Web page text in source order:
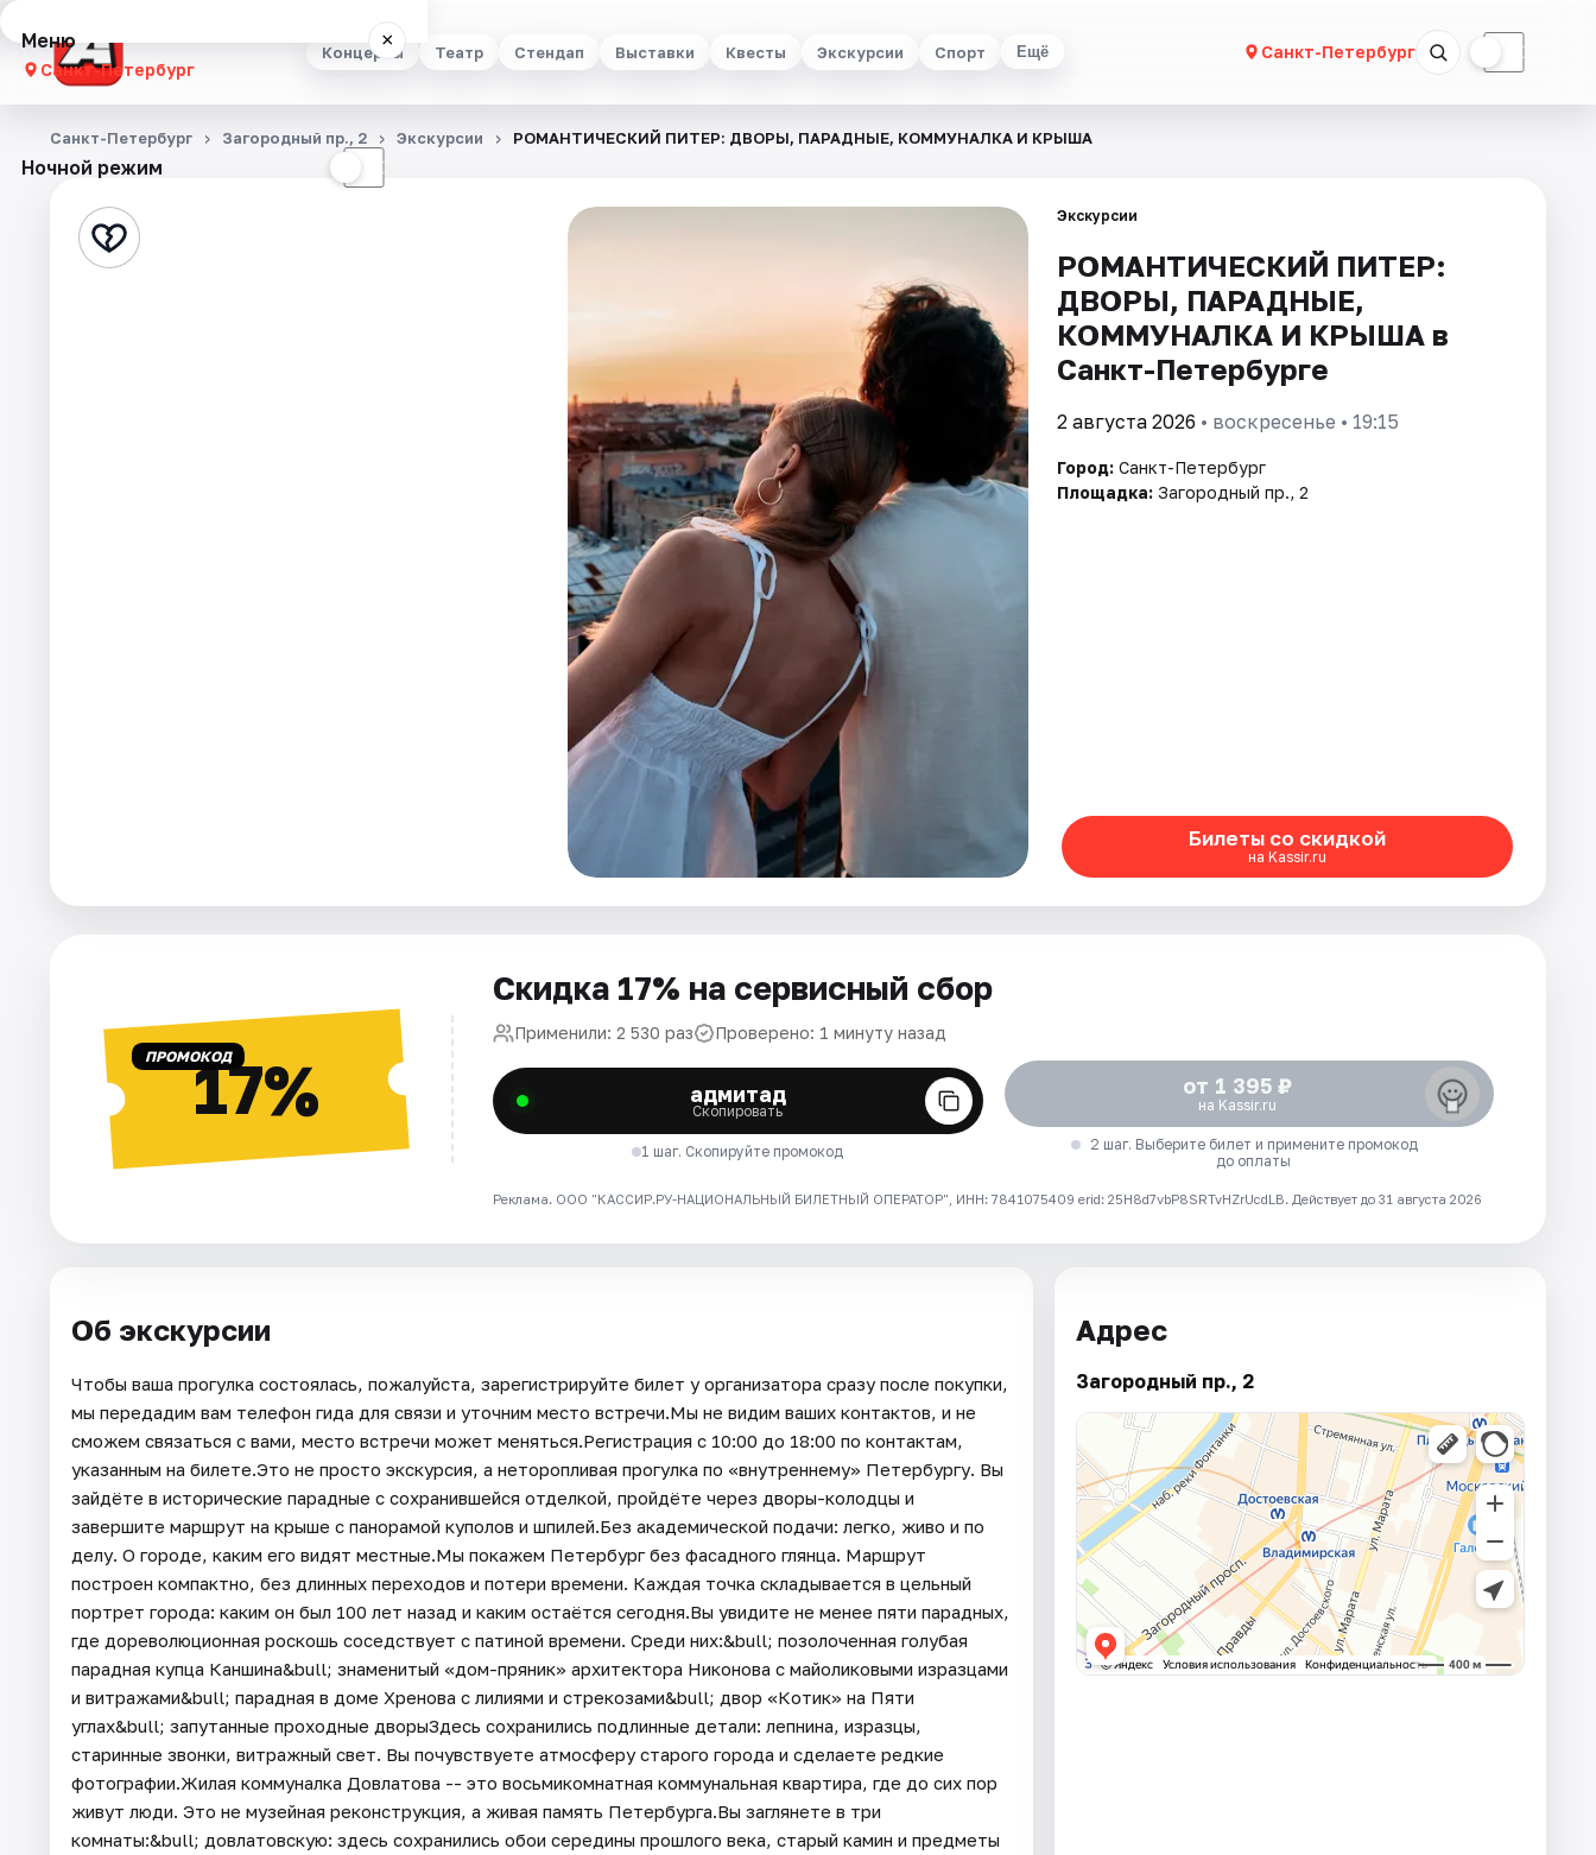
Концерты Театр Стендап Выставки Квесты Экскурсии Спорт Ещё Санкт-Петербург ☾
Меню ×
Санкт-Петербург
Концерты
Стендап
Ночной режим ☾
Санкт-Петербург Загородный пр., 2 Экскурсии РОМАНТИЧЕСКИЙ ПИТЕР: ДВОРЫ, ПАРАДНЫЕ, КОММУНАЛКА И КРЫША
Экскурсии
РОМАНТИЧЕСКИЙ ПИТЕР:
ДВОРЫ, ПАРАДНЫЕ,
КОММУНАЛКА И КРЫША в
Санкт-Петербурге
2 августа 2026 • воскресенье • 19:15
Город: Санкт-Петербург
Площадка: Загородный пр., 2
Билеты со скидкой
на Kassir.ru
ПРОМОКОД17%
Скидка 17% на сервисный сбор
Применили: 2 530 раз Проверено: 1 минуту назад
адмитад
Скопировать
1 шаг. Скопируйте промокод
от 1 395 ₽
на Kassir.ru
2 шаг. Выберите билет и примените промокод
до оплаты
Реклама. ООО "КАССИР.РУ-НАЦИОНАЛЬНЫЙ БИЛЕТНЫЙ ОПЕРАТОР", ИНН: 7841075409 erid: 25H8d7vbP8SRTvHZrUcdLB. Действует до 31 августа 2026
Об экскурсии
Чтобы ваша прогулка состоялась, пожалуйста, зарегистрируйте билет у организатора сразу после покупки,
мы передадим вам телефон гида для связи и уточним место встречи.Мы не видим ваших контактов, и не
сможем связаться с вами, место встречи может меняться.Регистрация с 10:00 до 18:00 по контактам,
указанным на билете.Это не просто экскурсия, а неторопливая прогулка по «внутреннему» Петербургу. Вы
зайдёте в исторические парадные с сохранившейся отделкой, пройдёте через дворы-колодцы и
завершите маршрут на крыше с панорамой куполов и шпилей.Без академической подачи: легко, живо и по
делу. О городе, каким его видят местные.Мы покажем Петербург без фасадного глянца. Маршрут
построен компактно, без длинных переходов и потери времени. Каждая точка складывается в цельный
портрет города: каким он был 100 лет назад и каким остаётся сегодня.Вы увидите не менее пяти парадных,
где дореволюционная роскошь соседствует с патиной времени. Среди них:&bull; позолоченная голубая
парадная купца Каншина&bull; знаменитый «дом-пряник» архитектора Никонова с майоликовыми изразцами
и витражами&bull; парадная в доме Хренова с лилиями и стрекозами&bull; двор «Котик» на Пяти
углах&bull; запутанные проходные дворыЗдесь сохранились подлинные детали: лепнина, изразцы,
старинные звонки, витражный свет. Вы почувствуете атмосферу старого города и сделаете редкие
фотографии.Жилая коммуналка Довлатова -- это восьмикомнатная коммунальная квартира, где до сих пор
живут люди. Это не музейная реконструкция, а живая память Петербурга.Вы заглянете в три
комнаты:&bull; довлатовскую: здесь сохранились обои середины прошлого века, старый камин и предметы
Адрес
Загородный пр., 2